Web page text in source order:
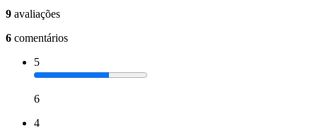
9 avaliações
6 comentários
5
6
4